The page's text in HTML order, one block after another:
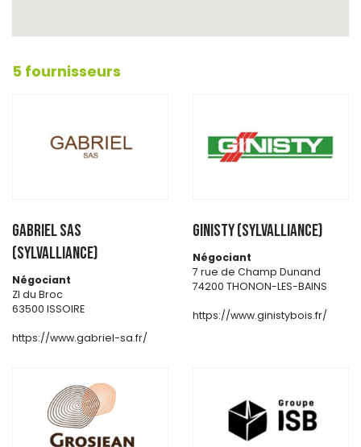
5 fournisseurs
GABRIEL SAS
(SYLVALLIANCE)
Négociant
ZI du Broc
63500 ISSOIRE
https://www.gabriel-sa.fr/
GINISTY (SYLVALLIANCE)
Négociant
7 rue de Champ Dunand
74200 THONON-LES-BAINS
https://www.ginistybois.fr/